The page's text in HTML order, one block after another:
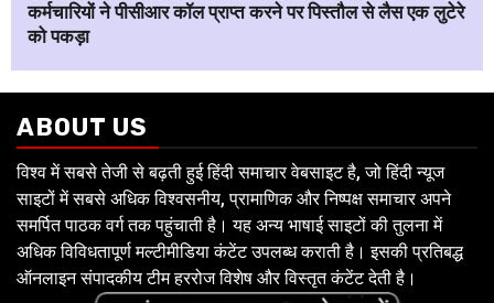
कर्मचारियों ने पीसीआर कॉल प्राप्त करने पर पिस्तौल से लैस एक लुटेरे
को पकड़ा
ABOUT US
विश्व में सबसे तेजी से बढ़ती हुई हिंदी समाचार वेबसाइट है, जो हिंदी न्यूज
साइटों में सबसे अधिक विश्वसनीय, प्रामाणिक और निष्पक्ष समाचार अपने
समर्पित पाठक वर्ग तक पहुंचाती है। यह अन्य भाषाई साइटों की तुलना में
अधिक विविधतापूर्ण मल्टीमीडिया कंटेंट उपलब्ध कराती है। इसकी प्रतिबद्ध
ऑनलाइन संपादकीय टीम हररोज विशेष और विस्तृत कंटेंट देती है।